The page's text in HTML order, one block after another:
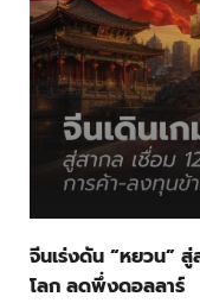
จีนเร่งดัน “หยวน” สู่
โลก ลดพึ่งดอลลาร์